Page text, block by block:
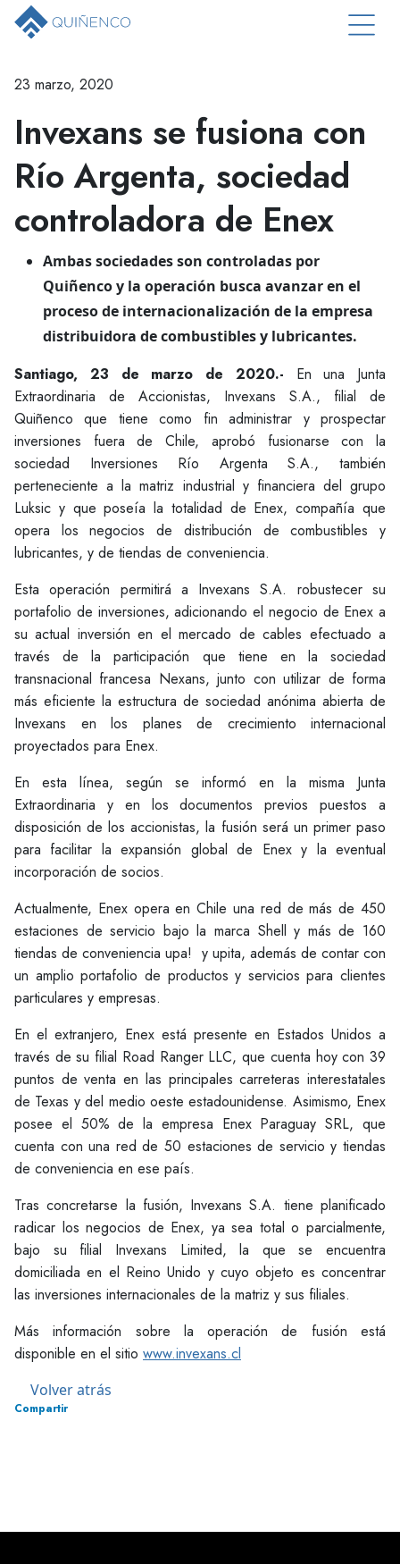
23 marzo, 2020
Invexans se fusiona con
Río Argenta, sociedad
controladora de Enex
Ambas sociedades son controladas por
Quiñenco y la operación busca avanzar en el
proceso de internacionalización de la empresa
distribuidora de combustibles y lubricantes.
Santiago, 23 de marzo de 2020.- En una Junta
Extraordinaria de Accionistas, Invexans S.A., filial de
Quiñenco que tiene como fin administrar y prospectar
inversiones fuera de Chile, aprobó fusionarse con la
sociedad Inversiones Río Argenta S.A., también
perteneciente a la matriz industrial y financiera del grupo
Luksic y que poseía la totalidad de Enex, compañía que
opera los negocios de distribución de combustibles y
lubricantes, y de tiendas de conveniencia.
Esta operación permitirá a Invexans S.A. robustecer su
portafolio de inversiones, adicionando el negocio de Enex a
su actual inversión en el mercado de cables efectuado a
través de la participación que tiene en la sociedad
transnacional francesa Nexans, junto con utilizar de forma
más eficiente la estructura de sociedad anónima abierta de
Invexans en los planes de crecimiento internacional
proyectados para Enex.
En esta línea, según se informó en la misma Junta
Extraordinaria y en los documentos previos puestos a
disposición de los accionistas, la fusión será un primer paso
para facilitar la expansión global de Enex y la eventual
incorporación de socios.
Actualmente, Enex opera en Chile una red de más de 450
estaciones de servicio bajo la marca Shell y más de 160
tiendas de conveniencia upa! y upita, además de contar con
un amplio portafolio de productos y servicios para clientes
particulares y empresas.
En el extranjero, Enex está presente en Estados Unidos a
través de su filial Road Ranger LLC, que cuenta hoy con 39
puntos de venta en las principales carreteras interestatales
de Texas y del medio oeste estadounidense. Asimismo, Enex
posee el 50% de la empresa Enex Paraguay SRL, que
cuenta con una red de 50 estaciones de servicio y tiendas
de conveniencia en ese país.
Tras concretarse la fusión, Invexans S.A. tiene planificado
radicar los negocios de Enex, ya sea total o parcialmente,
bajo su filial Invexans Limited, la que se encuentra
domiciliada en el Reino Unido y cuyo objeto es concentrar
las inversiones internacionales de la matriz y sus filiales.
Más información sobre la operación de fusión está
disponible en el sitio www.invexans.cl
Volver atrás
Compartir